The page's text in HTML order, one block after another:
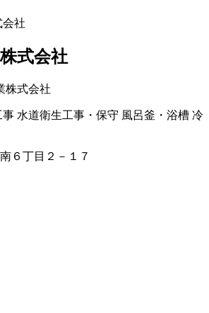
会社
式会社
事 水道衛生工事・保守 風呂釜・浴槽 冷
６丁目２－１７